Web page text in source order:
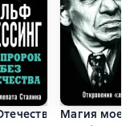
Личный
Магия